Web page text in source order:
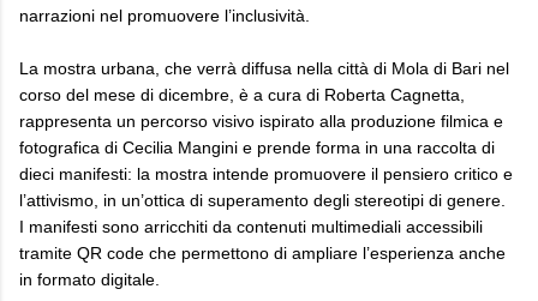
narrazioni nel promuovere l’inclusività.
La mostra urbana, che verrà diffusa nella città di Mola di Bari nel
corso del mese di dicembre, è a cura di Roberta Cagnetta,
rappresenta un percorso visivo ispirato alla produzione filmica e
fotografica di Cecilia Mangini e prende forma in una raccolta di
dieci manifesti: la mostra intende promuovere il pensiero critico e
l’attivismo, in un’ottica di superamento degli stereotipi di genere.
I manifesti sono arricchiti da contenuti multimediali accessibili
tramite QR code che permettono di ampliare l’esperienza anche
in formato digitale.